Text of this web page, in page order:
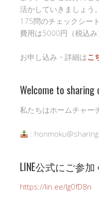
活かしていきましょう。
175問のチェックシー
費用は5000円（税込み
お申し込み・詳細はこ
Welcome to sharing
私たちはホームチャー
:
LINE公式にご参
https://lin.ee/Ig0fD8n